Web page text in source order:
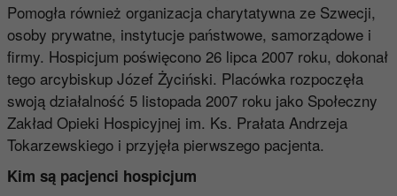
Pomogła również organizacja charytatywna ze Szwecji,
osoby prywatne, instytucje państwowe, samorządowe i
firmy. Hospicjum poświęcono 26 lipca 2007 roku, dokonał
tego arcybiskup Józef Życiński. Placówka rozpoczęła
swoją działalność 5 listopada 2007 roku jako Społeczny
Zakład Opieki Hospicyjnej im. Ks. Prałata Andrzeja
Tokarzewskiego i przyjęła pierwszego pacjenta.
Kim są pacjenci hospicjum